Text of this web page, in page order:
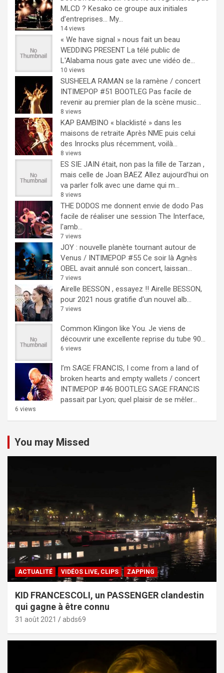
MLCD ? Kesako ce groupe aux initiales
d’entreprises… My...
14 views
« We have signal » nous fait un beau
WEDDING PRESENT La télé public de
L'Alabama nous gate avec une vidéo de...
10 views
SUSHEELA RAMAN se la ramène / concert
INTIMEPOP #51 BOOTLEG Pas facile de
revenir au premier plan de la scène music...
8 views
KAP BAMBINO « blacklisté » dans les
maisons de retraite Après NME puis celui
des Inrocks plus récemment, voilà...
8 views
ES SIE JAIN était, non pas la fille de Tarzan ,
mais celle de Joan BAEZ Allez aujourd'hui on
va parler folk avec une dame qui m...
8 views
THE DODOS me donnent envie de dodo Pas
facile de réaliser une session The Interface,
l'amb...
7 views
JOY : nouvelle planète tournant autour de
Venus / INTIMEPOP #55 Ce soir là Agnès
OBEL avait annulé son concert, laissan...
7 views
Airelle BESSON , essayez !! Airelle BESSON,
pour 2021 nous gratifie d'un nouvel alb...
7 views
Common Klingon like You. Je viens de
découvrir une excellente reprise du tube 90...
6 views
I’m SAGE FRANCIS, I come from a land of
broken hearts and empty wallets / concert
INTIMEPOP #46 BOOTLEG SAGE FRANCIS
passait par Lyon; quel plaisir de se mêler...
6 views
You may Missed
ACTUALITÉ VIDÉOS LIVE, CLIPS ZAPPING
KID FRANCESCOLI, un PASSENGER clandestin
qui gagne à être connu
31 août 2021 abds69